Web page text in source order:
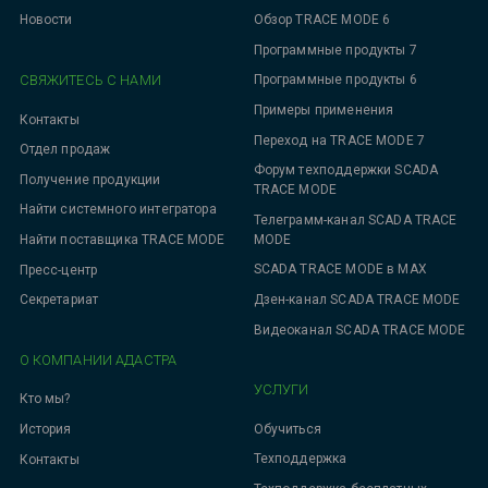
Новости
Обзор TRACE MODE 6
Программные продукты 7
Программные продукты 6
Примеры применения
Переход на TRACE MODE 7
Форум техподдержки SCADA
TRACE MODE
Телеграмм-канал SCADA TRACE
MODE
SCADA TRACE MODE в MAX
Дзен-канал SCADA TRACE MODE
Видеоканал SCADA TRACE MODE
УСЛУГИ
Обучиться
Техподдержка
СВЯЖИТЕСЬ С НАМИ
Контакты
Отдел продаж
Получение продукции
Найти системного интегратора
Найти поставщика TRACE MODE
Пресс-центр
Секретариат
О КОМПАНИИ АДАСТРА
Кто мы?
История
Контакты